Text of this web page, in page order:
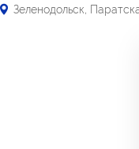
Зеленодольск,